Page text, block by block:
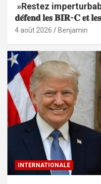
»Restez
𝐝𝐞́𝐟𝐞𝐧𝐝 𝐥𝐞𝐬 𝐁𝐈𝐑-𝐂 𝐞𝐭
4 août 2026 Benjamin
INTERNATIONALE